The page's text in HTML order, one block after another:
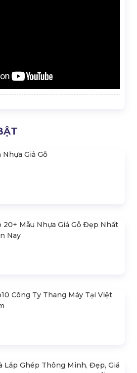
Nhựa Giả Gỗ
20+ Mẫu Nhựa Giả Gỗ Đẹp Nhất
Nay
Công Ty Thang Máy Tại Việt
Lắp Ghép Thông Minh, Đẹp, Giá